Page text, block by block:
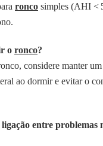
ronco simples (AHI <
o ronco?
considere manter
ao dormir e evitar o
entre problemas